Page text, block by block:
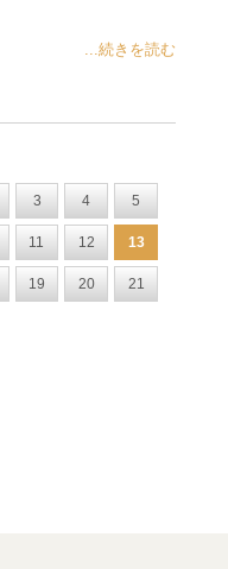
...続きを読む
3 4 5
11 12 13
19 20 21